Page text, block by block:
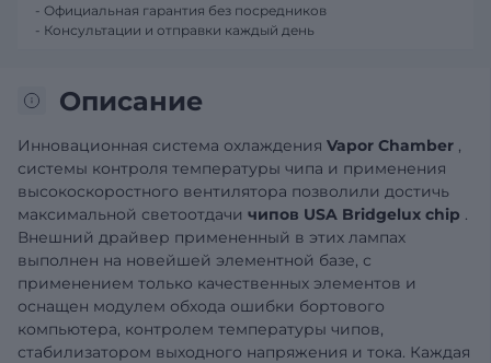
Описание
Инновационная система охлаждения Vapor Chamber ,
системы контроля температуры чипа и применения
высокоскоростного вентилятора позволили достичь
максимальной светоотдачи чипов USA Bridgelux chip .
Внешний драйвер примененный в этих лампах
выполнен на новейшей элементной базе, с
применением только качественных элементов и
оснащен модулем обхода ошибки бортового
компьютера, контролем температуры чипов,
стабилизатором выходного напряжения и тока. Каждая
- Официальная гарантия без посредников
- Консультации и отправки каждый день